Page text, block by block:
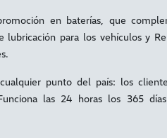
en baterías, que
para los vehículos y
punto del país: los
las 24 horas los 365